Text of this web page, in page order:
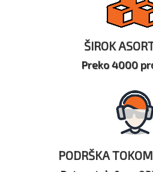
ŠIROK
Preko 4000
PODRŠKA